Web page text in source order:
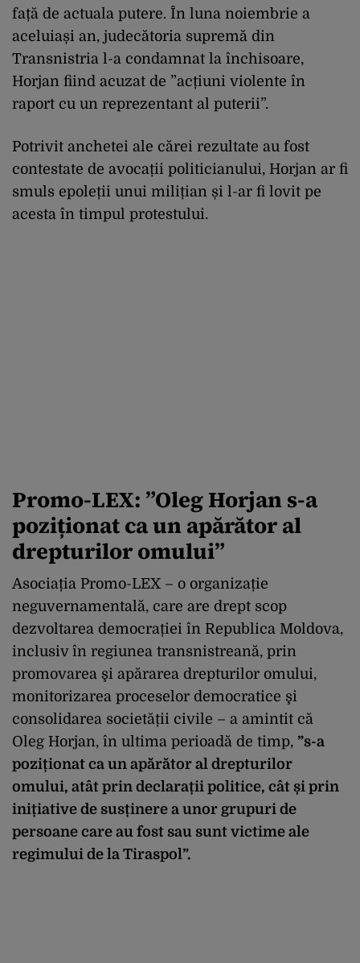
față de actuala putere. În luna noiembrie a
aceluiași an, judecătoria supremă din
Transnistria l-a condamnat la închisoare,
Horjan fiind acuzat de ”acțiuni violente în
raport cu un reprezentant al puterii”.
Potrivit anchetei ale cărei rezultate au fost
contestate de avocații politicianului, Horjan ar fi
smuls epoleții unui milițian și l-ar fi lovit pe
acesta în timpul protestului.
Promo-LEX: ”Oleg Horjan s-a
poziționat ca un apărător al
drepturilor omului”
Asociația Promo-LEX – o organizație
neguvernamentală, care are drept scop
dezvoltarea democrației în Republica Moldova,
inclusiv în regiunea transnistreană, prin
promovarea şi apărarea drepturilor omului,
monitorizarea proceselor democratice şi
consolidarea societății civile – a amintit că
Oleg Horjan, în ultima perioadă de timp, ”s-a
poziționat ca un apărător al drepturilor
omului, atât prin declarații politice, cât și prin
inițiative de susținere a unor grupuri de
persoane care au fost sau sunt victime ale
regimului de la Tiraspol”.